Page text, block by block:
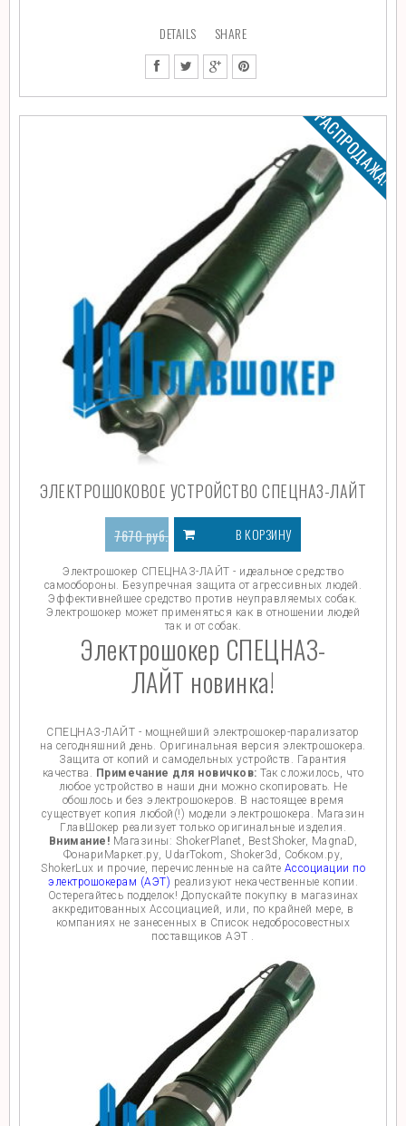
DETAILS SHARE
РАСПРОДАЖА!
ЭЛЕКТРОШОКОВОЕ УСТРОЙСТВО СПЕЦНАЗ-ЛАЙТ
7670руб.
7170руб.
В КОРЗИНУ
Электрошокер СПЕЦНАЗ-ЛАЙТ - идеальное средство
самообороны. Безупречная защита от агрессивных людей.
Эффективнейшее средство против неуправляемых собак.
Электрошокер может применяться как в отношении людей
так и от собак.
Электрошокер СПЕЦНАЗ-
ЛАЙТ новинка!
СПЕЦНАЗ-ЛАЙТ - мощнейший электрошокер-парализатор
на сегодняшний день. Оригинальная версия электрошокера.
Защита от копий и самодельных устройств. Гарантия
качества. Примечание для новичков: Так сложилось, что
любое устройство в наши дни можно скопировать. Не
обошлось и без электрошокеров. В настоящее время
существует копия любой(!) модели электрошокера. Магазин
ГлавШокер реализует только оригинальные изделия.
Внимание! Магазины: ShokerPlanet, BestShoker, MagnaD,
ФонариМаркет.ру, UdarTokom, Shoker3d, Собком.ру,
ShokerLux и прочие, перечисленные на сайте Ассоциации по
электрошокерам (АЭТ) реализуют некачественные копии.
Остерегайтесь подделок! Допускайте покупку в магазинах
аккредитованных Ассоциацией, или, по крайней мере, в
компаниях не занесенных в Список недобросовестных
поставщиков АЭТ .